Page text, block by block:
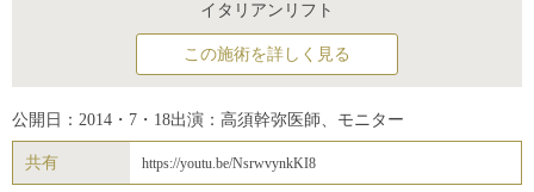
イタリアンリフト
この施術を詳しく見る
公開日：2014・7・18出演：高須幹弥医師、モニター
共有 https://youtu.be/NsrwvynkKI8